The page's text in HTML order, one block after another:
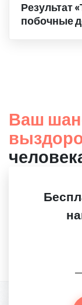
Результат
побочные
Ваш